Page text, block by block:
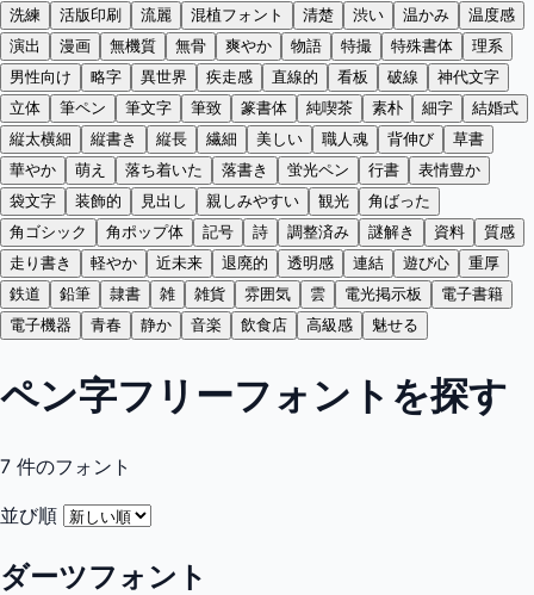
洗練
活版印刷 流麗 混植フォント 清楚 渋い 温かみ
温度感
演出
漫画 無機質 無骨 爽やか 物語 特撮 特殊書体
理系
男性向け
略字 異世界 疾走感 直線的 看板 破線
神代文字
立体
筆ペン 筆文字 筆致 篆書体 純喫茶 素朴 細字
結婚式
縦太横細
縦書き 縦長 繊細 美しい 職人魂 背伸び
草書
華やか
萌え 落ち着いた 落書き 蛍光ペン 行書
表情豊か
袋文字
装飾的 見出し 親しみやすい 観光
角ばった
角ゴシック
角ポップ体 記号 詩 調整済み 謎解き 資料
質感
走り書き
軽やか 近未来 退廃的 透明感 連結 遊び心
重厚
鉄道
鉛筆 隷書 雑 雑貨 雰囲気 雲 電光掲示板
電子書籍
電子機器
青春 静か 音楽 飲食店 高級感 魅せる
ペン字フリーフォントを探す
7 件のフォント
並び順
ダーツフォント